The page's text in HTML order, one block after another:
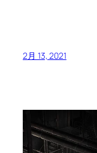
2月 13, 2021